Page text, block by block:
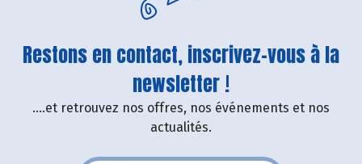
Restons en contact, inscrivez-vous à la
newsletter !
....et retrouvez nos offres, nos événements et nos
actualités.